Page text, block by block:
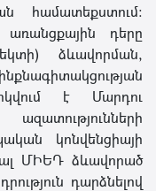
համատեքստում։
դերը
ձևավորման,
է Մարդու
կոնվենցիայի
ՄԻԵԴ ձևավորած
դարձնելով